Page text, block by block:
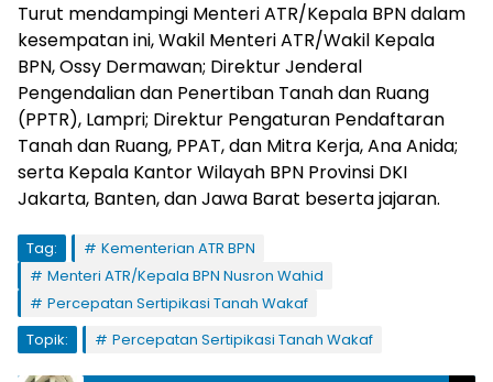
Turut mendampingi Menteri ATR/Kepala BPN dalam
kesempatan ini, Wakil Menteri ATR/Wakil Kepala
BPN, Ossy Dermawan; Direktur Jenderal
Pengendalian dan Penertiban Tanah dan Ruang
(PPTR), Lampri; Direktur Pengaturan Pendaftaran
Tanah dan Ruang, PPAT, dan Mitra Kerja, Ana Anida;
serta Kepala Kantor Wilayah BPN Provinsi DKI
Jakarta, Banten, dan Jawa Barat beserta jajaran.
Tag:
Kementerian ATR BPN
Menteri ATR/Kepala BPN Nusron Wahid
Percepatan Sertipikasi Tanah Wakaf
Topik:
Percepatan Sertipikasi Tanah Wakaf